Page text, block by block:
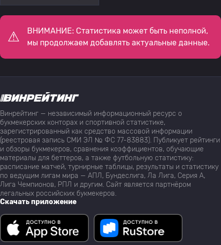
ВНИМАНИЕ: Статистика может быть неполной,
мы продолжаем добавлять актуальные данные.
Винрейтинг — независимый информационный ресурс о
букмекерских конторах и спортивной статистике,
зарегистрированный как средство массовой информации
(реестровая запись СМИ ЭЛ № ФС 77-83883). Публикует рейтинги
и обзоры букмекеров, сравнения коэффициентов, обучающие
материалы для беттеров, а также футбольную статистику:
расписание матчей, турнирные таблицы, результаты и статистику
по ведущим лигам мира — АПЛ, Бундеслига, Ла Лига, Серия А,
Лига Чемпионов, РПЛ и другим. Сайт является партнёром
легальных российских букмекеров.
Скачать приложение